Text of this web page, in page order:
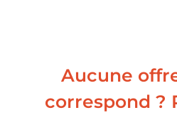
Aucune
correspond ?